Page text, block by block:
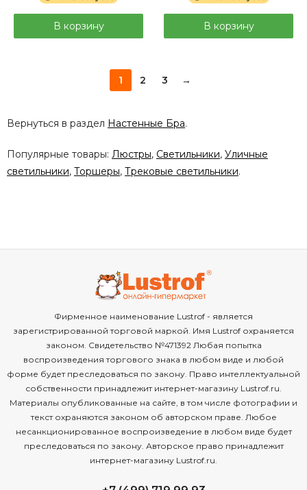
В корзину В корзину
1 2 3 →
Вернуться в раздел Настенные Бра.
Популярные товары: Люстры, Светильники, Уличные
светильники, Торшеры, Трековые светильники.
Фирменное наименование Lustrof - является
зарегистрированной торговой маркой. Имя Lustrof охраняется
законом. Свидетельство №471392 Любая попытка
воспроизведения торгового знака в любом виде и любой
форме будет преследоваться по закону. Право интеллектуальной
собственности принадлежит интернет-магазину Lustrof.ru.
Материалы опубликованные на сайте, в том числе фотографии и
текст охраняются законом об авторском праве. Любое
несанкционированное воспроизведение в любом виде будет
преследоваться по закону. Авторское право принадлежит
интернет-магазину Lustrof.ru.